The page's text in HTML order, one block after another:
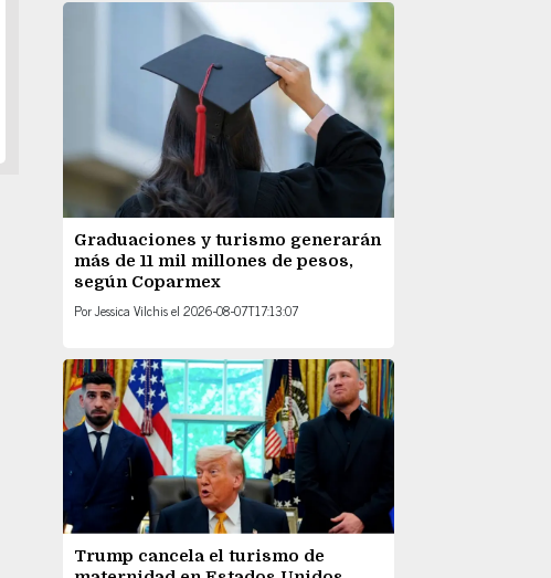
Graduaciones y turismo generarán
más de 11 mil millones de pesos,
según Coparmex
PorJessica Vilchisel 2026-08-07T17:13:07
Trump cancela el turismo de